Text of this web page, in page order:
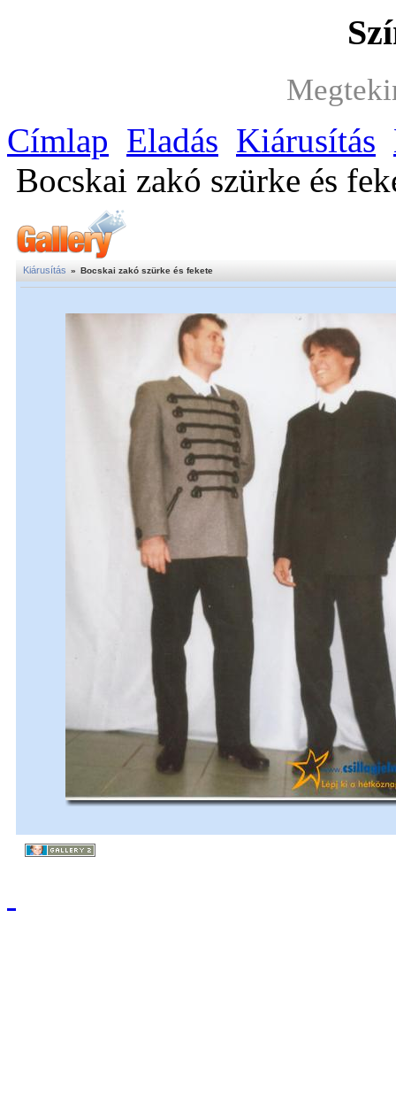
Címlap Eladás Kiárusítás
Bocskai zakó szürke és
Kiárusítás » Bocskai zakó szürke és fekete